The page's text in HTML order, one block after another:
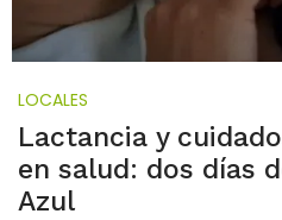
LOCALES
Lactancia y
en salud: dos días
Azul